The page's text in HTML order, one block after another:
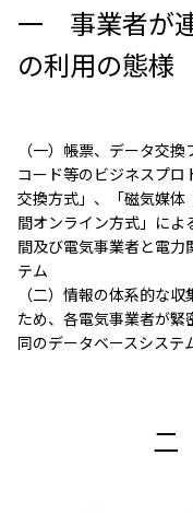
一 事業者が
の利用の態様
（一）帳票、データ交
コード等のビジネスプ
交換方式」、「磁気媒体
間オンライン方式」に
間及び電気事業者と電
テム
（二）情報の体系的な
ため、各電気事業者が
同のデータベースシステ
二